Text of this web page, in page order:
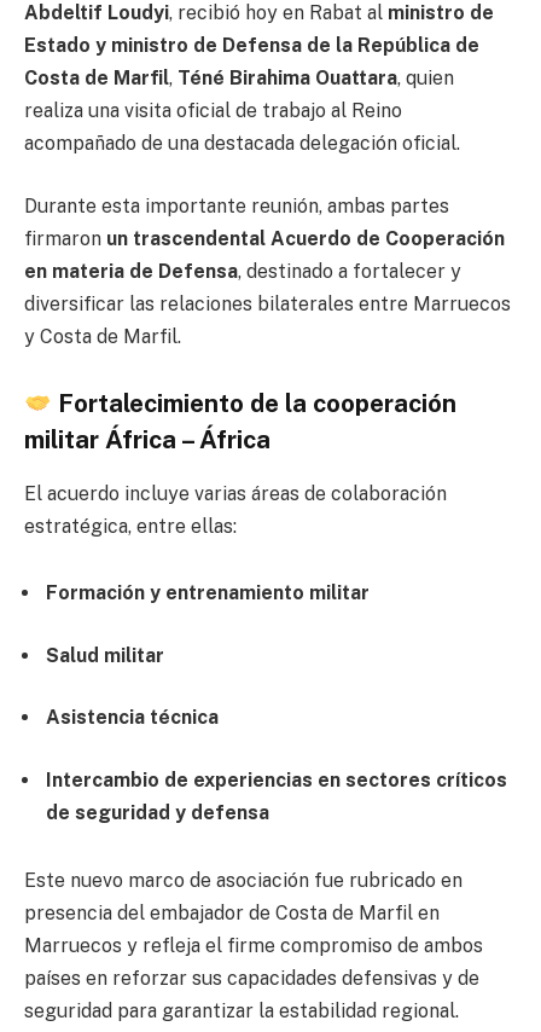
Abdeltif Loudyi, recibió hoy en Rabat al ministro de
Estado y ministro de Defensa de la República de
Costa de Marfil, Téné Birahima Ouattara, quien
realiza una visita oficial de trabajo al Reino
acompañado de una destacada delegación oficial.
Durante esta importante reunión, ambas partes
firmaron un trascendental Acuerdo de Cooperación
en materia de Defensa, destinado a fortalecer y
diversificar las relaciones bilaterales entre Marruecos
y Costa de Marfil.
Fortalecimiento de la cooperación
militar África – África
El acuerdo incluye varias áreas de colaboración
estratégica, entre ellas:
Formación y entrenamiento militar
Salud militar
Asistencia técnica
Intercambio de experiencias en sectores críticos
de seguridad y defensa
Este nuevo marco de asociación fue rubricado en
presencia del embajador de Costa de Marfil en
Marruecos y refleja el firme compromiso de ambos
países en reforzar sus capacidades defensivas y de
seguridad para garantizar la estabilidad regional.